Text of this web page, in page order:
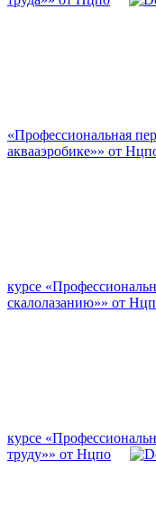
«Профессиональная
аквааэробике»» от
курсе
скалолазанию»» от
курсе
труду»» от Нцпо